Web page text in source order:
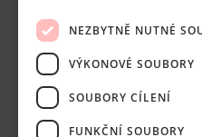
Chcete pravidelně
NEZBYTNĚ NUTNÉ
VÝKONOVÉ SOUBORY
SOUBORY CÍLENÍ
FUNKČNÍ SOUBORY